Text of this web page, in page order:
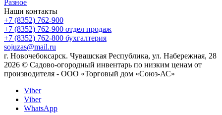
Разное
Наши контакты
+7 (8352) 762-900
+7 (8352) 762-900 отдел продаж
+7 (8352) 762-800 бухгалтерия
sojuzas@mail.ru
г. Новочебоксарск. Чувашская Республика, ул. Набережная, 28
2026 © Садово-огородный инвентарь по низким ценам от
производителя - ООО «Торговый дом «Союз-АС»
Viber
Viber
WhatsApp